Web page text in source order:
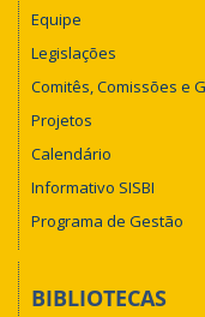
Equipe
Legislações
Comitês, Comissões e
Projetos
Calendário
Informativo SISBI
Programa de Gestão
BIBLIOTECAS